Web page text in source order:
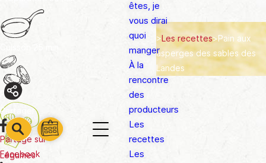
barre
barre
êtes, je
vous dirai
quoi
manger
À la
rencontre
des
producteurs
Les
recettes
Les
Prix €
Légumes
Partager
Partage sur
Facebook
>Les recettes>Pain aux
asperges des sables des
Landes